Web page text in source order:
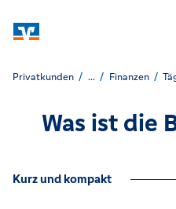
Privatkunden ... Finanzen
Was ist die
Kurz und kompakt